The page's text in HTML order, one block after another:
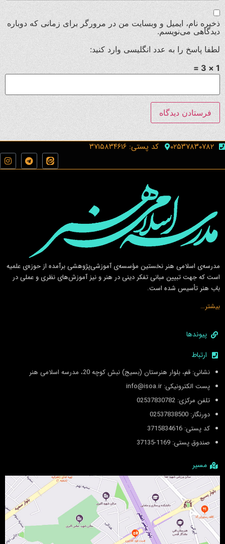
ذخیره نام، ایمیل و وبسایت من در مرورگر برای زمانی که دوباره
دیدگاهی می‌نویسم.
لطفا پاسخ را به عدد انگلیسی وارد کنید:
1 × 3 =
۰۲۵۳۷۸۳۰۷۸۲ کد پستی: ۳۷۱۵۸۳۴۶۱۶
مدرسه‌ی اسلامى هنر نخستين مؤسسه‌ی آموزشى‌پژوهشى برآمده از حوزه‌ی علميه
است كه جهت تبيين مبانى تفكر دينى در هنر و نيز آموزش‌هاى نظرى و عملى در
باب هنر تأسيس شده است.
بیشتر…
پیوندها
ارتباط
نشانی: قم، بلوار هنرستان (بسیج) نبش کوچه 20، مدرسه اسلامی هنر
پست الکترونیکی: info@isoa.ir
تلفن مرکزی: 02537830782
دورنگار: 02537838500
کد پستی: 3715834616
صندوق پستی: 1169-37135
مسیر